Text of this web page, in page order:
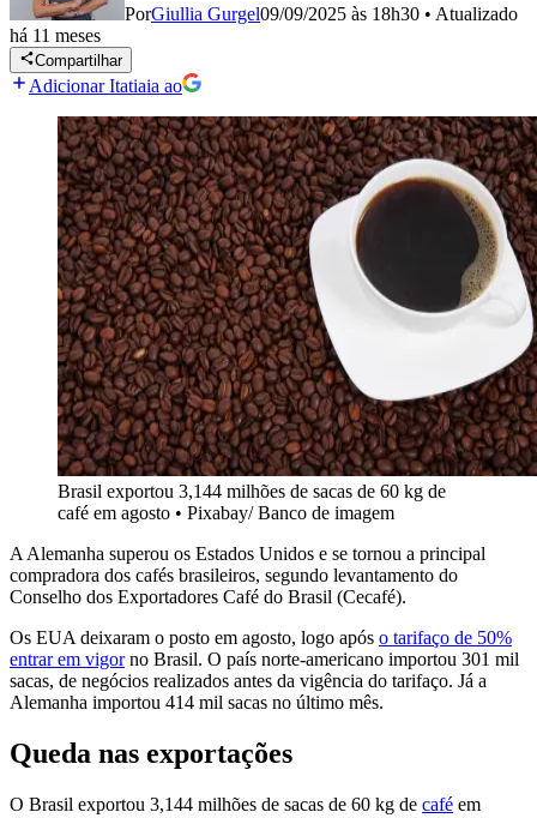
PorGiullia Gurgel09/09/2025 às 18h30 • Atualizado
há 11 meses
Compartilhar
Adicionar Itatiaia ao
Brasil exportou 3,144 milhões de sacas de 60 kg de
café em agosto • Pixabay/ Banco de imagem
A Alemanha superou os Estados Unidos e se tornou a principal
compradora dos cafés brasileiros, segundo levantamento do
Conselho dos Exportadores Café do Brasil (Cecafé).
Os EUA deixaram o posto em agosto, logo após o tarifaço de 50%
entrar em vigorno Brasil. O país norte-americano importou 301 mil
sacas, de negócios realizados antes da vigência do tarifaço. Já a
Alemanha importou 414 mil sacas no último mês.
Queda nas exportações
O Brasil exportou 3,144 milhões de sacas de 60 kg de café em